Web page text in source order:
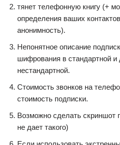
тянет телефонную книгу (+
определения ваших
анонимность).
Непонятное описание
шифрования в стандартной и
нестандартной.
Стоимость звонков на
стоимость подписки.
Возможно сделать скриншот
не дает такого)